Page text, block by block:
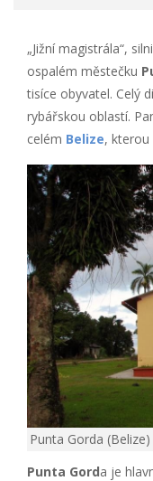
„Jižní magistrála“,
ospalém městečku
tisíce obyvatel. Celý
rybářskou oblastí.
celém Belize, kterou
Punta Gorda (Belize)
Punta Gorda je